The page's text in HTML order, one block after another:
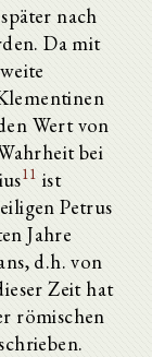
nach
Da mit
Wert von
bei
11 ist
Petrus
Jahre
d.h. von
Zeit hat
römischen